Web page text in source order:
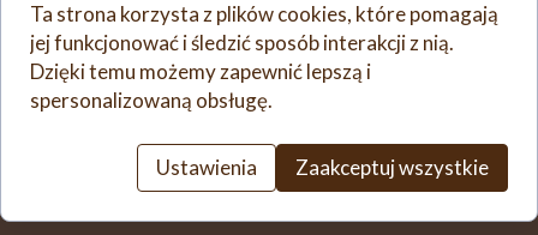
Ta strona korzysta z plików cookies, które pomagają
jej funkcjonować i śledzić sposób interakcji z nią.
Dzięki temu możemy zapewnić lepszą i
spersonalizowaną obsługę.
Ustawienia Zaakceptuj wszystkie